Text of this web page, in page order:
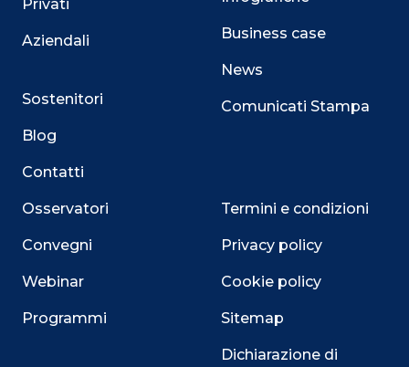
Privati
Aziendali
Sostenitori
Blog
Contatti
Osservatori
Convegni
Webinar
Programmi
Business case
News
Comunicati Stampa
Termini e condizioni
Privacy policy
Cookie policy
Sitemap
Dichiarazione di